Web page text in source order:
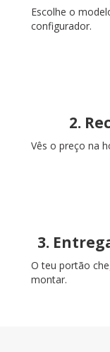
Escolhe o
configurador.
2.
Vês o preço na
3.
O teu portão
montar.